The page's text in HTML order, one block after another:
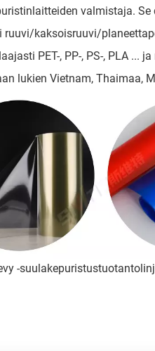
valmistaja.
kaksoisruuvi/
PET-, PP-, PS-, PLA ...
lukien Vietnam, Thaimaa,
-